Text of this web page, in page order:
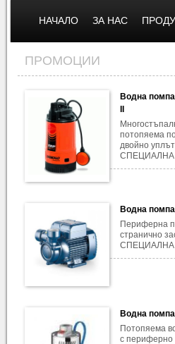
НАЧАЛО ЗА НАС
ПРОМОЦИИ
Водна помпа
потопяема
двойно
Водна
Периферна
странично
СПЕЦИАЛНА
Водна
Потопяема
с периферно